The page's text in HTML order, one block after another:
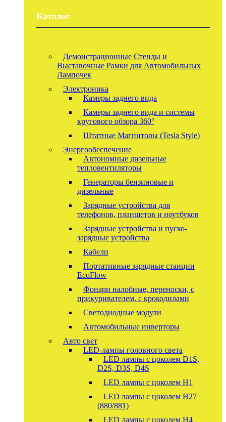
Каталог
Демонстрационные Стенды и
Выставочные Рамки для Автомобильных
Лампочек
Электроника
Камеры заднего вида
Камеры заднего вида и системы
кругового обзора 360°
Штатные Магнитолы (Tesla Style)
Энергообеспечение
Автономные дизельные
тепловентиляторы
Генераторы бензиновые и
дизельные
Зарядные устройства для
телефонов, планшетов и ноутбуков
Зарядные устройства и пуско-
зарядные устройства
Кабели
Портативные зарядные станции
EcoFlow
Фонари налобные, переноски, с
прикуривателем, с крокодилами
Светодиодные модули
Автомобильные инверторы
Авто свет
LED-лампы головного света
LED лампы с цоколем D1S,
D2S, D3S, D4S
LED лампы с цоколем H1
LED лампы с цоколем H27
(880/881)
LED лампы с цоколем H4